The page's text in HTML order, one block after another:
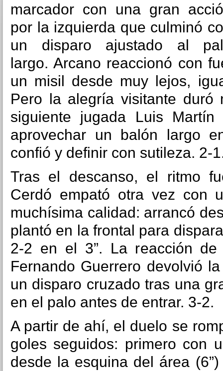
marcador con una gran
por la izquierda que culminó
un disparo ajustado al
largo. Arcano reaccionó con
un misil desde muy lejos,
Pero la alegría visitante duró
siguiente jugada Luis
aprovechar un balón largo
confió y definir con sutileza. 2-
Tras el descanso, el ritmo
Cerdó empató otra vez con
muchísima calidad: arrancó
plantó en la frontal para
2-2 en el 3”. La reacción
Fernando Guerrero devolvió
un disparo cruzado tras una
en el palo antes de entrar. 3-2.
A partir de ahí, el duelo se
goles seguidos: primero con
desde la esquina del área